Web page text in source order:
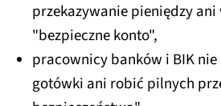
przekazywanie pieniędzy ani
"bezpieczne konto",
pracownicy banków i BIK nie
gotówki ani robić pilnych